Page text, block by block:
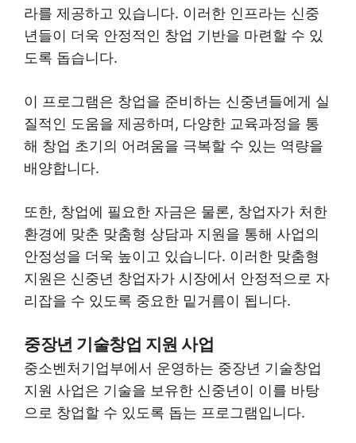
라를 제공하고 있습니다. 이러한 인프라는 신중
년들이 더욱 안정적인 창업 기반을 마련할 수 있
도록 돕습니다.
이 프로그램은 창업을 준비하는 신중년들에게 실
질적인 도움을 제공하며, 다양한 교육과정을 통
해 창업 초기의 어려움을 극복할 수 있는 역량을
배양합니다.
또한, 창업에 필요한 자금은 물론, 창업자가 처한
환경에 맞춘 맞춤형 상담과 지원을 통해 사업의
안정성을 더욱 높이고 있습니다. 이러한 맞춤형
지원은 신중년 창업자가 시장에서 안정적으로 자
리잡을 수 있도록 중요한 밑거름이 됩니다.
중장년 기술창업 지원 사업
중소벤처기업부에서 운영하는 중장년 기술창업
지원 사업은 기술을 보유한 신중년이 이를 바탕
으로 창업할 수 있도록 돕는 프로그램입니다.